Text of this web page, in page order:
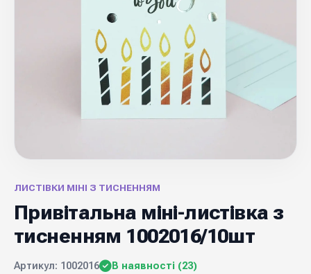
ЛИСТІВКИ МІНІ З ТИСНЕННЯМ
Привітальна міні-листівка з
тисненням 1002016/10шт
Артикул: 1002016 В наявності (23)